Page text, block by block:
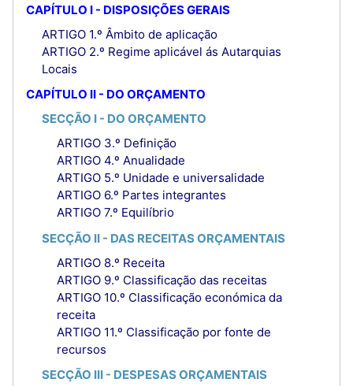
CAPÍTULO I - DISPOSIÇÕES GERAIS
ARTIGO 1.º Âmbito de aplicação
ARTIGO 2.º Regime aplicável ás Autarquias
Locais
CAPÍTULO II - DO ORÇAMENTO
SECÇÃO I - DO ORÇAMENTO
ARTIGO 3.º Definição
ARTIGO 4.º Anualidade
ARTIGO 5.º Unidade e universalidade
ARTIGO 6.º Partes integrantes
ARTIGO 7.º Equilíbrio
SECÇÃO II - DAS RECEITAS ORÇAMENTAIS
ARTIGO 8.º Receita
ARTIGO 9.º Classificação das receitas
ARTIGO 10.º Classificação económica da
receita
ARTIGO 11.º Classificação por fonte de
recursos
SECÇÃO III - DESPESAS ORÇAMENTAIS